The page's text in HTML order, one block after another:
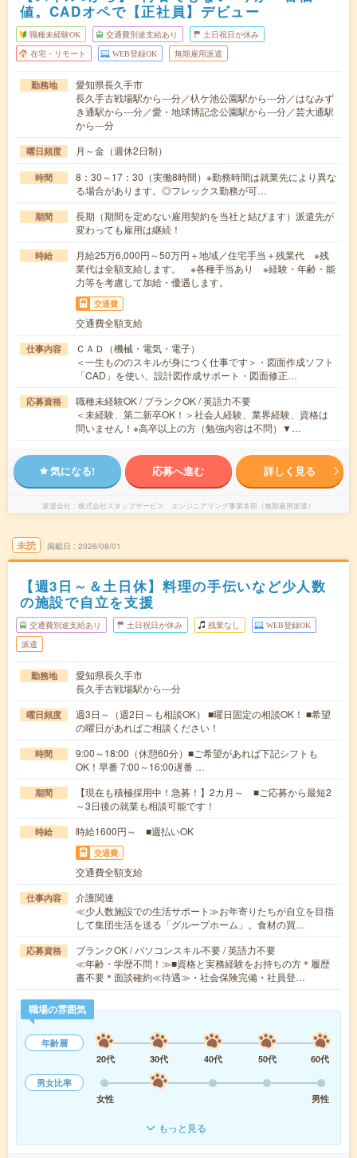
値。CADオペで【正社員】デビュー
職種未経験OK 交通費別途支給あり 土日祝日が休み
在宅・リモート WEB登録OK 無期雇用派遣
勤務地
愛知県長久手市
長久手古戦場駅から---分／杁ケ池公園駅から---分／はなみず
き通駅から---分／愛・地球博記念公園駅から---分／芸大通駅
から---分
曜日頻度 月～金（週休2日制）
時間
8：30～17：30（実働8時間）※勤務時間は就業先により異な
る場合があります。◎フレックス勤務が可…
期間
長期（期間を定めない雇用契約を当社と結びます）派遣先が
変わっても雇用は継続！
時給
月給25万6,000円～50万円＋地域／住宅手当＋残業代 ※残
業代は全額支給します。 ※各種手当あり ※経験・年齢・能
力等を考慮して加給・優遇します。
交通費
交通費全額支給
仕事内容
ＣＡＤ（機械・電気・電子）
＜一生もののスキルが身につく仕事です＞・図面作成ソフト
「CAD」を使い、設計図作成サポート・図面修正…
応募資格
職種未経験OK / ブランクOK / 英語力不要
＜未経験、第二新卒OK！＞社会人経験、業界経験、資格は
問いません！※高卒以上の方（勉強内容は不問）▼…
気になる! 応募へ進む 詳しく見る
派遣会社 株式会社スタッフサービス エンジニアリング事業本部（無期雇用派遣）
未読 掲載日 2026/08/01
【週3日～＆土日休】料理の手伝いなど少人数
の施設で自立を支援
交通費別途支給あり 土日祝日が休み 残業なし WEB登録OK
派遣
勤務地
愛知県長久手市
長久手古戦場駅から---分
曜日頻度
週3日～（週2日～も相談OK） ■曜日固定の相談OK！ ■希望
の曜日があればご相談ください！
時間
9:00～18:00（休憩60分）■ご希望があれば下記シフトも
OK！早番 7:00～16:00遅番 …
期間
【現在も積極採用中！急募！】2カ月～ ■ご応募から最短2
～3日後の就業も相談可能です！
時給 時給1600円～ ■週払いOK
交通費
交通費全額支給
仕事内容
介護関連
≪少人数施設での生活サポート≫お年寄りたちが自立を目指
して集団生活を送る「グループホーム」。食材の買…
応募資格
ブランクOK / パソコンスキル不要 / 英語力不要
≪年齢・学歴不問！≫■資格と実務経験をお持ちの方＊履歴
書不要＊面談確約≪待遇≫・社会保険完備・社員登…
職場の雰囲気
年齢層
20代
30代 40代 50代
60代
男女比率
女性
男性
もっと見る